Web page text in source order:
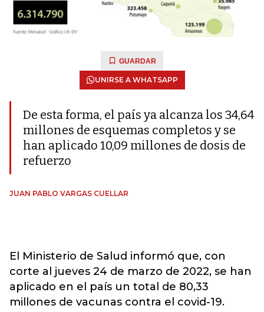
GUARDAR
UNIRSE A WHATSAPP
De esta forma, el país ya alcanza los 34,64
millones de esquemas completos y se
han aplicado 10,09 millones de dosis de
refuerzo
JUAN PABLO VARGAS CUELLAR
El Ministerio de Salud informó que, con
corte al jueves 24 de marzo de 2022, se han
aplicado en el país un total de 80,33
millones de vacunas contra el covid-19.